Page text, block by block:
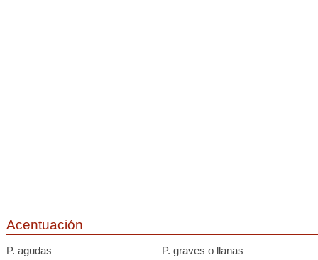
Acentuación
P. agudas
P. graves o llanas